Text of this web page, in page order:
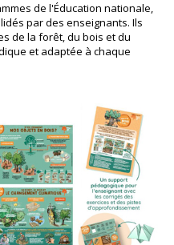
de l'Éducation nationale,
par des enseignants. Ils
de la forêt, du bois et du
et adaptée à chaque